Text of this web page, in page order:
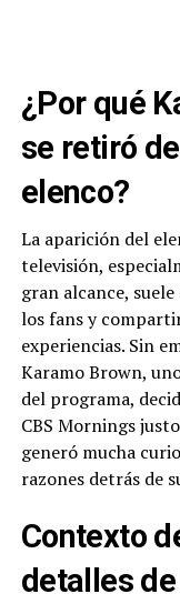
¿Por qué
se retiró
elenco?
La aparición del
televisión,
gran alcance,
los fans y
experiencias. Sin
Karamo Brown,
del programa,
CBS Mornings
generó mucha
razones detrás de
Contexto
detalles